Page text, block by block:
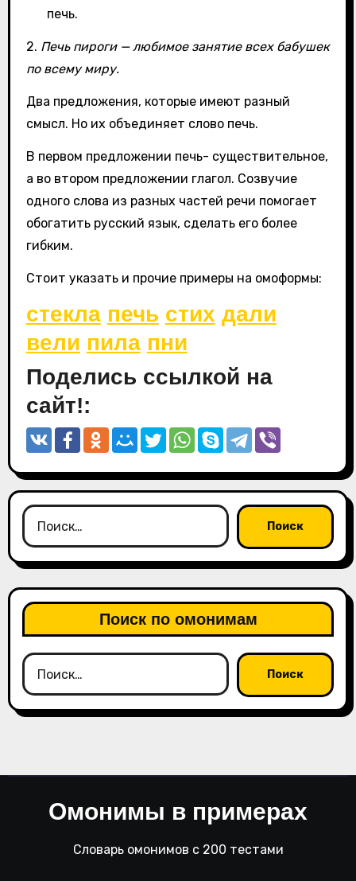
печь.
2. Печь пироги — любимое занятие всех бабушек
по всему миру.
Два предложения, которые имеют разный
смысл. Но их объединяет слово печь.
В первом предложении печь- существительное,
а во втором предложении глагол. Созвучие
одного слова из разных частей речи помогает
обогатить русский язык, сделать его более
гибким.
Стоит указать и прочие примеры на омоформы:
стекла печь стих дали
вели пила пни
Поделись ссылкой на
сайт!:
Найти:
Поиск по омонимам
Найти:
Омонимы в примерах
Словарь омонимов с 200 тестами